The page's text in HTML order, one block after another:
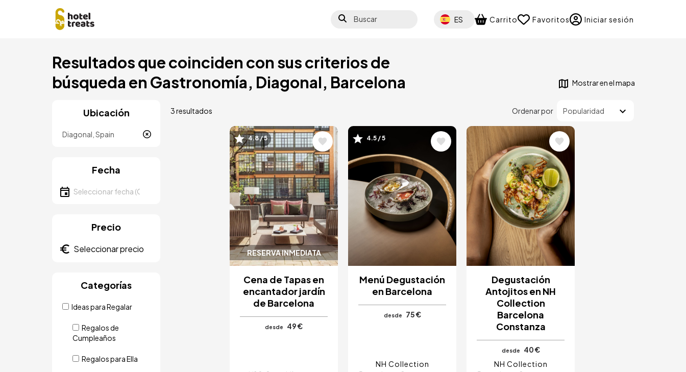
Buscar Select your language
ES Carrito Favoritos Iniciar sesión
Resultados que coinciden con sus criterios de
búsqueda en Gastronomía, Diagonal, Barcelona
Mostrar en el mapa
Ubicación
Fecha
Seleccionar fecha
Precio
Categorías
Ideas para Regalar
Regalos de
Cumpleaños
Regalos para Ella
Ordenar por
3 resultados
RESERVA INMEDIATA
Image
4.8 / 5
Cena de Tapas en
encantador jardín
de Barcelona
desde 49 €
Image
4.5 / 5
Menú Degustación
en Barcelona
desde 75 €
NH Collection
Image
Degustación
Antojitos en NH
Collection
Barcelona
Constanza
desde
40 €
NH Collection